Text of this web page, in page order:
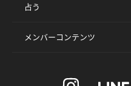
占う
メンバーコンテンツ